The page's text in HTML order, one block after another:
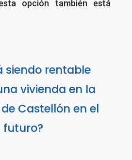
opción también está
siendo rentable
vivienda en la
Castellón en el
futuro?